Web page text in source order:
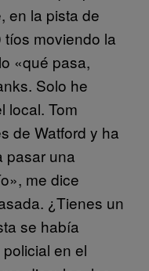
en la pista de
moviendo la
«qué pasa,
Solo he
local. Tom
de Watford y ha
pasar una
me dice
¿Tienes un
se había
en el